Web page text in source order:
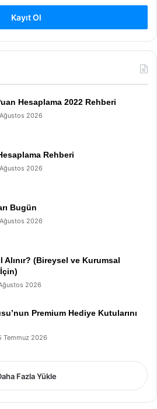
Kayıt Ol
Hesaplama 2022 Rehberi
2026
Rehberi
2026
Bugün
2026
Alınır? (Bireysel ve Kurumsal
2026
Premium Hediye Kutularını
Temmuz 2026
Fazla Yükle